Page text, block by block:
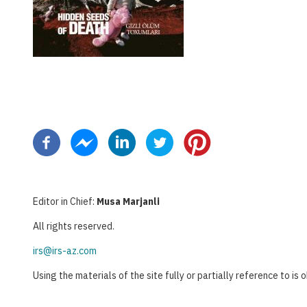
Editor in Chief: Musa Marjanli
All rights reserved.
irs@irs-az.com
Using the materials of the site fully or partially reference to is